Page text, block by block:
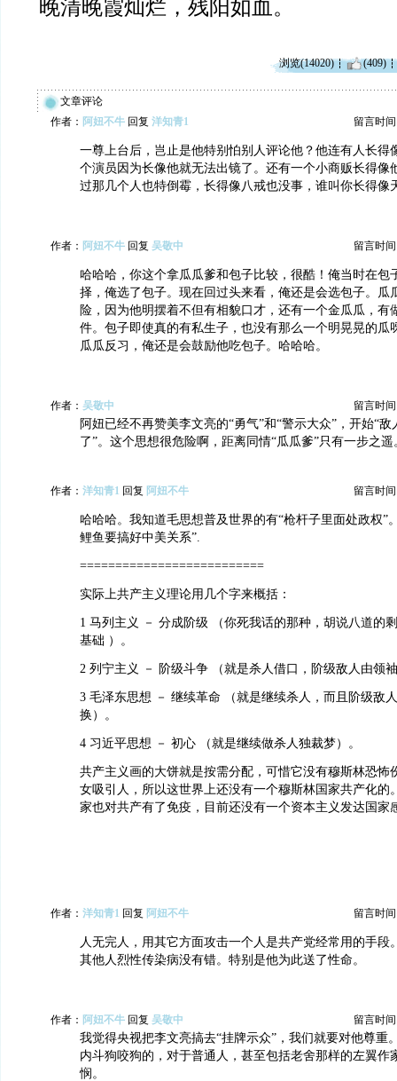
晚清晚霞灿烂，残阳如血。
浏览(14020) (409)
文章评论
作者： 阿妞不牛 回复 洋知青1 留言时间
一尊上台后，岂止是他特别怕别人评论他？他连有人长得
个演员因为长像他就无法出镜了。还有一个小商贩长得像
过那几个人也特倒霉，长得像八戒也没事，谁叫你长得像
作者： 阿妞不牛 回复 吴敬中 留言时间
哈哈哈，你这个拿瓜瓜爹和包子比较，很酷！俺当时在包
择，俺选了包子。现在回过头来看，俺还是会选包子。瓜
险，因为他明摆着不但有相貌口才，还有一个金瓜瓜，有
件。包子即使真的有私生子，也没有那么一个明晃晃的瓜
瓜瓜反习，俺还是会鼓励他吃包子。哈哈哈。
作者： 吴敬中 留言时间
阿妞已经不再赞美李文亮的“勇气”和“警示大众”，开始“
了”。这个思想很危险啊，距离同情“瓜瓜爹”只有一步之遥
作者： 洋知青1 回复 阿妞不牛 留言时间
哈哈哈。我知道毛思想普及世界的有“枪杆子里面处政权”
鲤鱼要搞好中美关系”.
==========================
实际上共产主义理论用几个字来概括：
1 马列主义 － 分成阶级 （你死我话的那种，胡说八道的
基础 ）。
2 列宁主义 － 阶级斗争 （就是杀人借口，阶级敌人由领
3 毛泽东思想 － 继续革命 （就是继续杀人，而且阶级敌
换）。
4 习近平思想 － 初心 （就是继续做杀人独裁梦）。
共产主义画的大饼就是按需分配，可惜它没有穆斯林恐怖
女吸引人，所以这世界上还没有一个穆斯林国家共产化的
家也对共产有了免疫，目前还没有一个资本主义发达国家
作者： 洋知青1 回复 阿妞不牛 留言时间
人无完人，用其它方面攻击一个人是共产党经常用的手段
其他人烈性传染病没有错。特别是他为此送了性命。
作者： 阿妞不牛 回复 吴敬中 留言时间
我觉得央视把李文亮搞去“挂牌示众”，我们就要对他尊重
内斗狗咬狗的，对于普通人，甚至包括老舍那样的左翼作
悯。